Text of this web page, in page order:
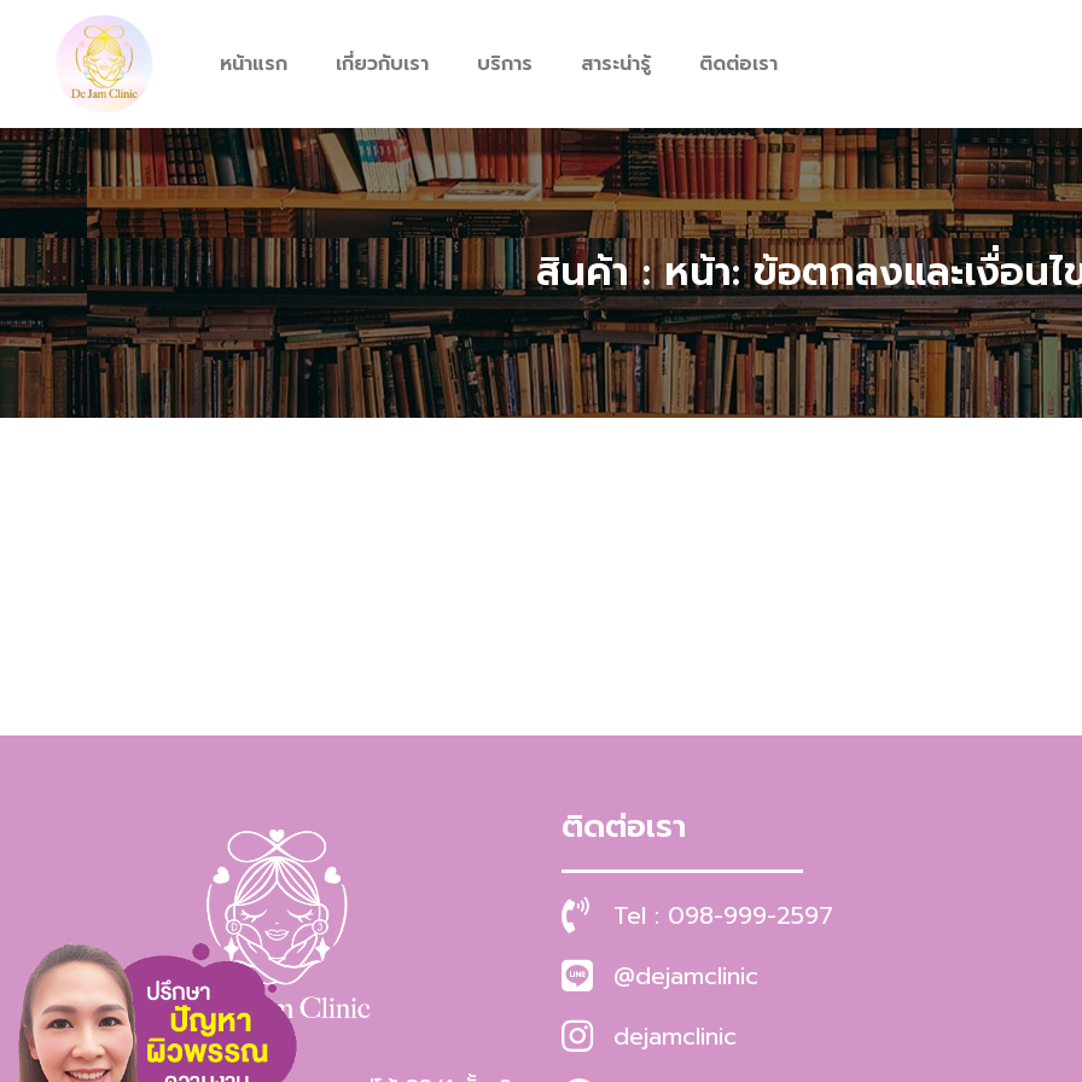
หน้าแรก เกี่ยวกับเรา บริการ สาระน่ารู้ ติดต่อเรา
สินค้า : หน้า: ข้อตกลงและเงื่อนไ
ติดต่อเรา
Tel : 098-999-2597
@dejamclinic
dejamclinic